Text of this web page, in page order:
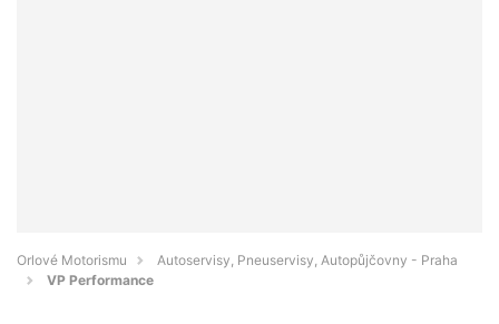
Orlové Motorismu
Autoservisy, Pneuservisy, Autopůjčovny - Praha
VP Performance